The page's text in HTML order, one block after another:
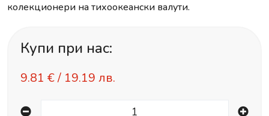
колекционери на тихоокеански валути.
Купи при нас:
9.81 € / 19.19 лв.